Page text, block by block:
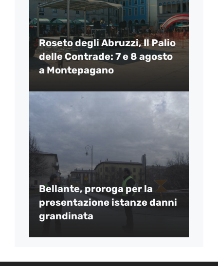
Roseto degli Abruzzi, Il Palio
delle Contrade: 7 e 8 agosto
a Montepagano
Bellante, proroga per la
presentazione istanze danni
grandinata